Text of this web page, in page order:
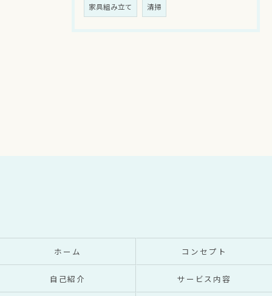
家具組み立て 清掃
ホーム コンセプト
自己紹介 サービス内容